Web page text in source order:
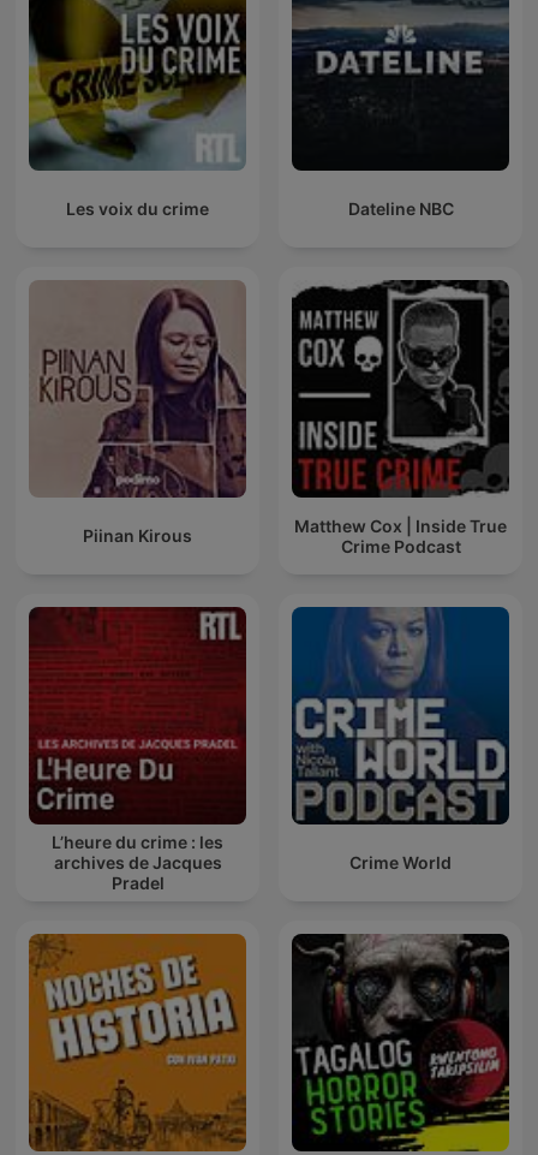
Les voix du crime Dateline NBC
Piinan Kirous
Matthew Cox | Inside True
Crime Podcast
L’heure du crime : les
archives de Jacques
Pradel
Crime World